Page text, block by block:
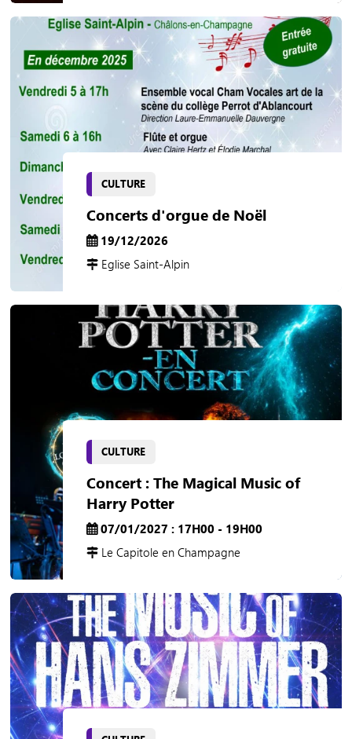
CULTURE
Concerts d'orgue de Noël
19/12/2026
Eglise Saint-Alpin
CULTURE
Concert : The Magical Music of
Harry Potter
07/01/2027 : 17H00 - 19H00
Le Capitole en Champagne